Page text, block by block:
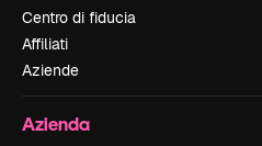
Centro di fiducia
Affiliati
Aziende
Azienda